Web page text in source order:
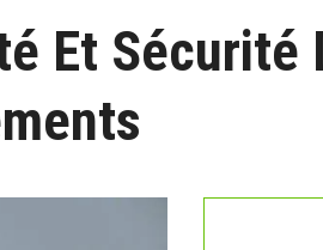
Et Sécurité